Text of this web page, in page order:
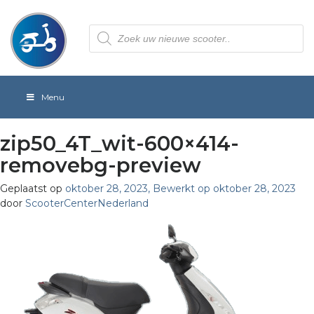
Producten
zoeken
Menu
zip50_4T_wit-600×414-
removebg-preview
Geplaatst op oktober 28, 2023, Bewerkt op oktober 28, 2023
door ScooterCenterNederland